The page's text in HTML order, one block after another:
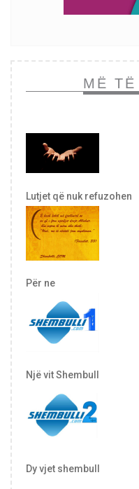
MË TË
Lutjet që nuk refuzohen
Për ne
Një vit Shembull
Dy vjet shembull